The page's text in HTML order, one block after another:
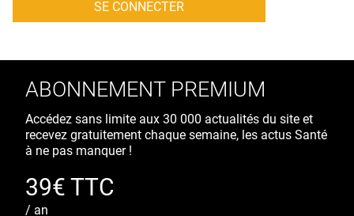
ABONNEMENT PREMIUM
Accédez sans limite aux 30 000 actualités du site et
recevez gratuitement chaque semaine, les actus Santé
à ne pas manquer !
39€ TTC
/ an